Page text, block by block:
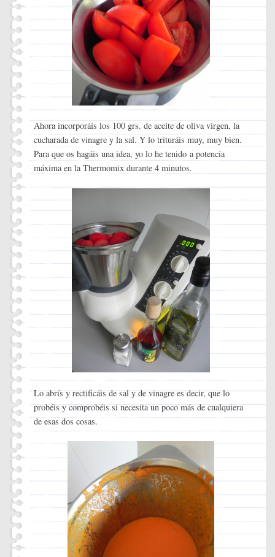
Ahora incorporáis los 100 grs. de aceite de oliva virgen, la
cucharada de vinagre y la sal. Y lo trituráis muy, muy bien.
Para que os hagáis una idea, yo lo he tenido a potencia
máxima en la Thermomix durante 4 minutos.
Lo abrís y rectificáis de sal y de vinagre es decir, que lo
probéis y comprobéis si necesita un poco más de cualquiera
de esas dos cosas.